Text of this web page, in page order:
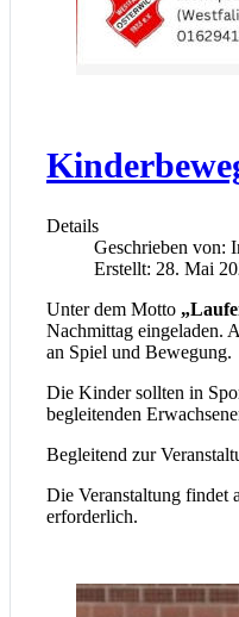
Details
Geschrieben von:
Erstellt: 28. Mai
Unter dem Motto
Nachmittag eingeladen.
an Spiel und Bewegung.
Die Kinder sollten in
begleitenden
Begleitend zur
Die Veranstaltung findet
erforderlich.